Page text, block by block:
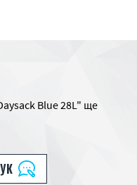
Blue 28L" ще